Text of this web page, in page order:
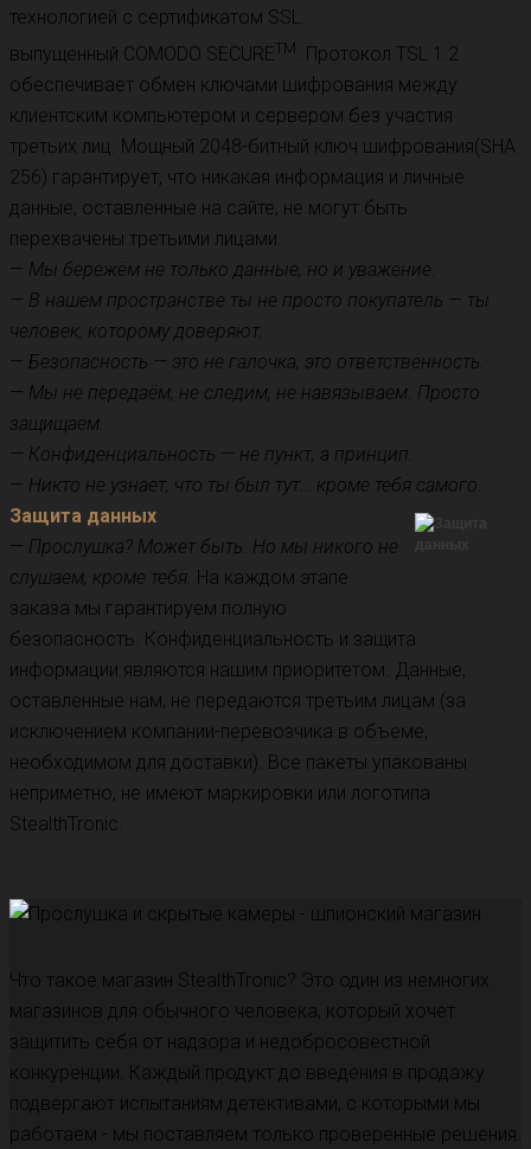
технологией с сертификатом SSL.
выпущенный COMODO SECURETM
. Протокол TSL 1.2
обеспечивает обмен ключами шифрования между
клиентским компьютером и сервером без участия
третьих лиц. Мощный 2048-битный ключ шифрования(SHA
256) гарантирует, что никакая информация и личные
данные, оставленные на сайте, не могут быть
перехвачены третьими лицами.
— Мы бережём не только данные, но и уважение.
— В нашем пространстве ты не просто покупатель — ты
человек, которому доверяют.
— Безопасность — это не галочка, это ответственность.
— Мы не передаём, не следим, не навязываем. Просто
защищаем.
— Конфиденциальность — не пункт, а принцип.
— Никто не узнает, что ты был тут… кроме тебя самого.
Защита данных
— Прослушка? Может быть. Но мы никого не
слушаем, кроме тебя. На каждом этапе
заказа мы гарантируем полную
безопасность. Конфиденциальность и защита
информации являются нашим приоритетом. Данные,
оставленные нам, не передаются третьим лицам (за
исключением компании-перевозчика в объеме,
необходимом для доставки). Все пакеты упакованы
неприметно, не имеют маркировки или логотипа
StealthTronic.
Что такое магазин StealthTronic? Это один из немногих
магазинов для обычного человека, который хочет
защитить себя от надзора и недобросовестной
конкуренции. Каждый продукт до введения в продажу
подвергают испытаниям детективами, с которыми мы
работаем - мы поставляем только проверенные решения.